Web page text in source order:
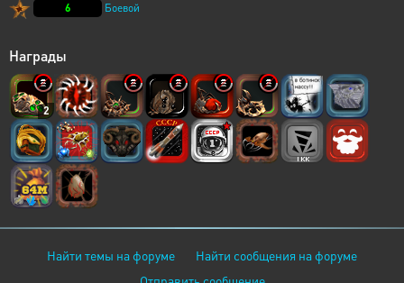
6
Боевой
Награды
2
Найти темы на форуме
Найти сообщения на форуме